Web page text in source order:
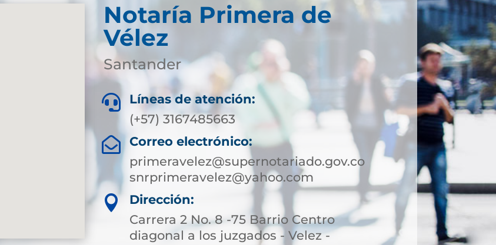
Notaría Primera de
Vélez
Santander

Líneas de atención:
(+57)3167485663

Correo electrónico:
primeravelez@supernotariado.gov.co
snrprimeravelez@yahoo.com

Dirección:
Carrera 2 No. 8 -75 Barrio Centro
diagonal a los juzgados - Velez -